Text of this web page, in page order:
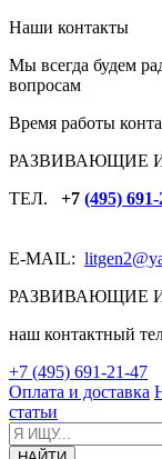
Наши контакты
Мы всегда будем
вопросам
Время работы
РАЗВИВАЮЩИЕ
ТЕЛ. +7 (495)
E-MAIL: litgen2
РАЗВИВАЮЩИЕ
наш контактный
+7 (495) 691-21-47
Оплата и доставка
статьи